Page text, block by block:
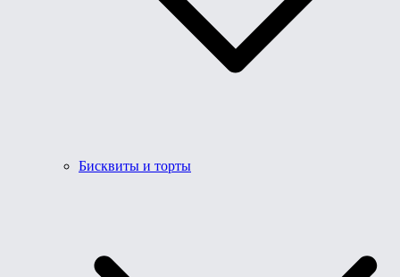
Бисквиты и торты